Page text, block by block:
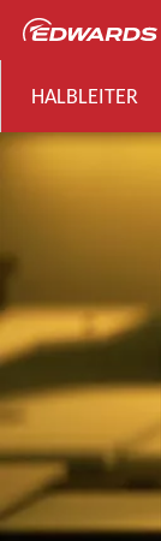
HALBLEITER